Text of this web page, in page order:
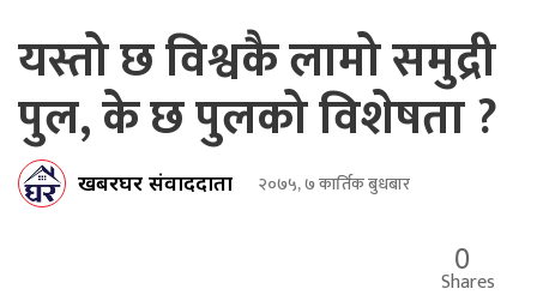
यस्तो छ विश्वकै लामो समुद्री
पुल, के छ पुलको विशेषता ?
खबरघर संवाददाता २०७५, ७ कार्तिक बुधबार
0
Shares